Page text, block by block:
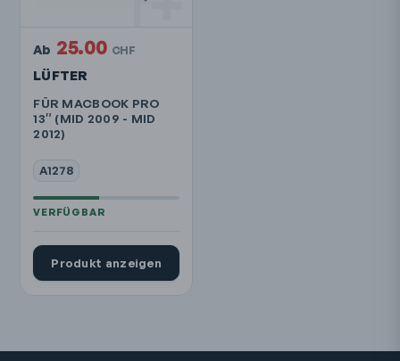
LÜFTER
FÜR MACBOOK PRO
13″ (MID 2009 - MID
2012)
A1278
Ab 25.00 CHF
Produkt anzeigen